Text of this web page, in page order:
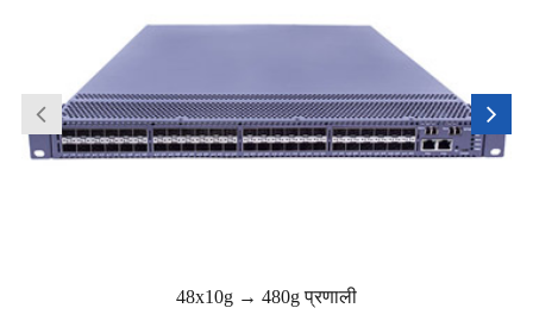
48x10g → 480g प्रणाली